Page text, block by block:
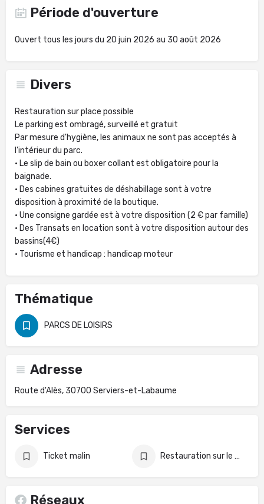
Période d'ouverture
Ouvert tous les jours du 20 juin 2026 au 30 août 2026
Divers
Restauration sur place possible
Le parking est ombragé, surveillé et gratuit
Par mesure d'hygiène, les animaux ne sont pas acceptés à
l'intérieur du parc.
• Le slip de bain ou boxer collant est obligatoire pour la
baignade.
• Des cabines gratuites de déshabillage sont à votre
disposition à proximité de la boutique.
• Une consigne gardée est à votre disposition (2 € par famille)
• Des Transats en location sont à votre disposition autour des
bassins(4€)
• Tourisme et handicap : handicap moteur
Thématique
PARCS DE LOISIRS
Adresse
Route d'Alès, 30700 Serviers-et-Labaume
Services
Ticket malin Restauration sur le site
Réseaux